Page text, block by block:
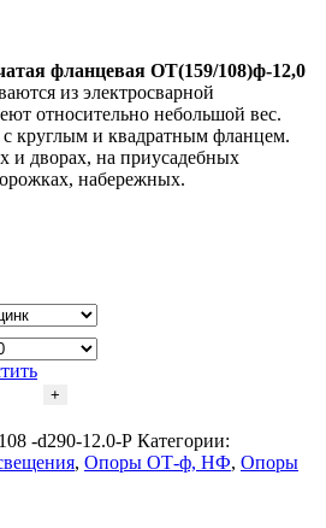
фланцевая ОТ(159/108)ф-12,0
из электросварной
относительно небольшой вес.
круглым и квадратным фланцем.
и дворах, на приусадебных
набережных.
-d290-12.0-Р Категории:
, Опоры ОТ-ф, НФ, Опоры